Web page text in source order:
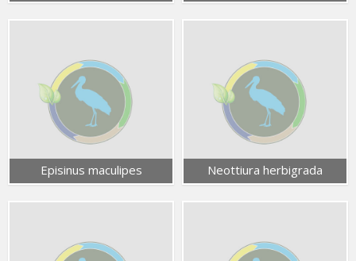
Episinus maculipes Neottiura herbigrada